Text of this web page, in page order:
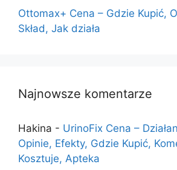
Ottomax+ Cena – Gdzie Kupić,
Skład, Jak działa
Najnowsze komentarze
Hakina - UrinoFix Cena –
Opinie, Efekty, Gdzie Kupić,
Kosztuje, Apteka